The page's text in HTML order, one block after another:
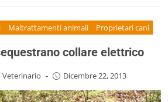
Maltrattamenti animali Proprietari cani
collare elettrico
Veterinario - Dicembre 22, 2013